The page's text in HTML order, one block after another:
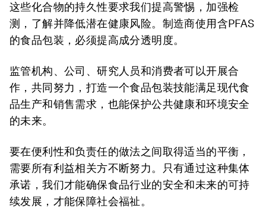
这些化合物的持久性要求我们提高警惕，加强检
测，了解并降低潜在健康风险。制造商使用含PFAS
的食品包装，必须提高成分透明度。
监管机构、公司、研究人员和消费者可以开展合
作，共同努力，打造一个食品包装技能满足现代食
品生产和销售需求，也能保护公共健康和环境安全
的未来。
要在便利性和负责任的做法之间取得适当的平衡，
需要所有利益相关方不断努力。只有通过这种集体
承诺，我们才能确保食品行业的安全和未来的可持
续发展，才能保障社会福祉。